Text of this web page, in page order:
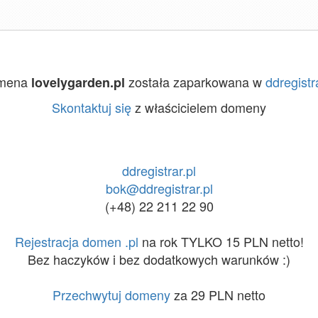
lovelygarden.pl została zaparkowana w
Skontaktuj sięz właścicielem domeny
ddregistrar.pl
bok@ddregistrar.pl
(+48) 22 211 22 90
Rejestracja domen .pl na rok TYLKO 15 PLN netto!
Bez haczyków i bez dodatkowych warunków :)
Przechwytuj domenyza 29 PLN netto